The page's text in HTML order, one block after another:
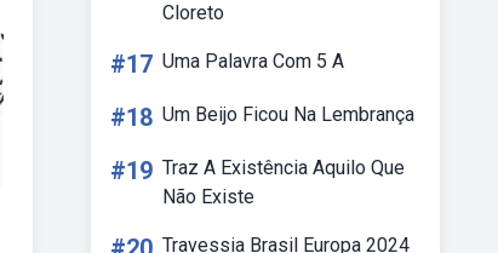
Cloreto
#17 Uma Palavra Com 5 A
#18 Um Beijo Ficou Na Lembrança
#19 Traz A Existência Aquilo Que
Não Existe
Travessia Brasil Europa 2024